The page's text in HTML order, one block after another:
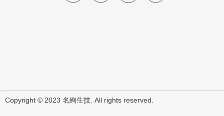
Copyright © 2023 名絢生技. All rights reserved.